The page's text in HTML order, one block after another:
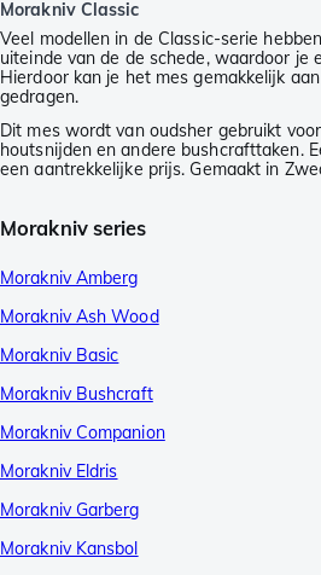
Morakniv Classic
Veel modellen in de Classic-serie
uiteinde van de de schede, waardoor je
Hierdoor kan je het mes gemakkelijk
gedragen.
Dit mes wordt van oudsher gebruikt
houtsnijden en andere bushcrafttaken.
een aantrekkelijke prijs. Gemaakt in
Morakniv series
Morakniv Amberg
Morakniv Ash Wood
Morakniv Basic
Morakniv Bushcraft
Morakniv Companion
Morakniv Eldris
Morakniv Garberg
Morakniv Kansbol